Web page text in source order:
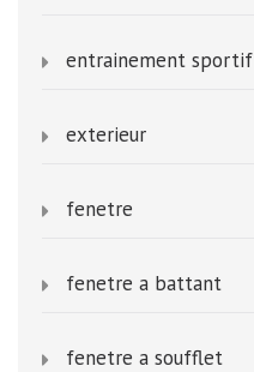
entrainement sportif
exterieur
fenetre
fenetre a battant
fenetre a soufflet